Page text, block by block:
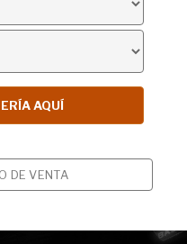
DE VENTA